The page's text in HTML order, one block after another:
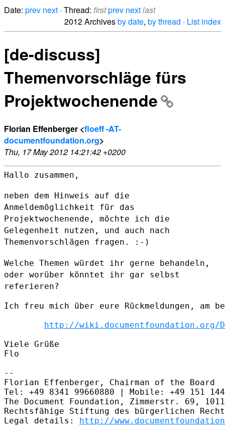
Date: prev next · Thread: firstprev nextlast
2012 Archivesby date, by thread · List index
[de-discuss]
Themenvorschläge fürs
Projektwochenende
Florian Effenberger <floeff -AT-
documentfoundation.org>
Thu, 17 May 2012 14:21:42 +0200
Hallo zusammen,
neben dem Hinweis auf die
Anmeldemöglichkeit für das
Projektwochenende, möchte ich die
Gelegenheit nutzen, und auch nach
Themenvorschlägen fragen. :-)
Welche Themen würdet ihr gerne behandeln,
oder worüber könntet ihr gar selbst
referieren?
Ich freu mich über eure Rückmeldungen,
http://wiki.documentfoundation.org/
Viele Grüße
Flo
--
Florian Effenberger, Chairman of the Board
Tel: +49 8341 99660880 | Mobile: +49 151
The Document Foundation, Zimmerstr. 69,
Rechtsfähige Stiftung des bürgerlichen
Legal details: http://